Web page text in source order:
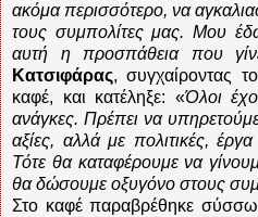
ακόμα περισσότερο, να
τους συμπολίτες μας. Μου
αυτή η προσπάθεια που
Κατσιφάρας, συγχαίροντας
καφέ, και κατέληξε: «Όλοι
ανάγκες. Πρέπει να
αξίες, αλλά με πολιτικές,
Τότε θα καταφέρουμε να
θα δώσουμε οξυγόνο στους
Στο καφέ παραβρέθηκε